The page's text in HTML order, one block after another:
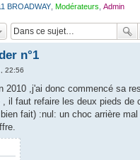
BROADWAY Modérateurs Admin
n°1
22:56
2010 ,j'ai donc commencé sa
, il faut refaire les deux pieds
fait) :nul: un choc arrière